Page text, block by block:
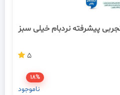
پیشرفته نردبام خیلی سبز
5
18%
ناموجود